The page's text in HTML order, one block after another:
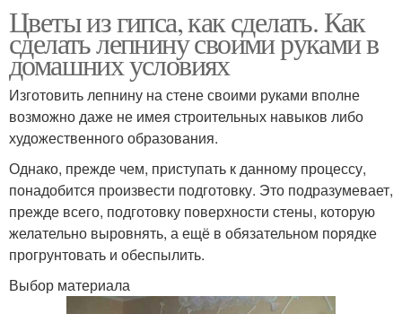
Цветы из гипса, как сделать. Как
сделать лепнину своими руками в
домашних условиях
Изготовить лепнину на стене своими руками вполне
возможно даже не имея строительных навыков либо
художественного образования.
Однако, прежде чем, приступать к данному процессу,
понадобится произвести подготовку. Это подразумевает,
прежде всего, подготовку поверхности стены, которую
желательно выровнять, а ещё в обязательном порядке
прогрунтовать и обеспылить.
Выбор материала